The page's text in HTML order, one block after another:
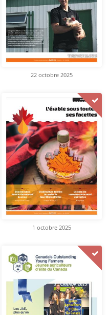
22 octobre 2025
1 octobre 2025